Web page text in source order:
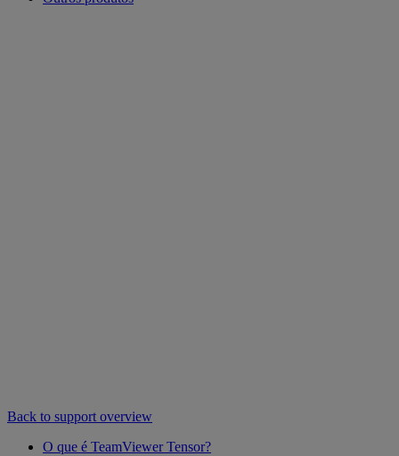
Back to support overview
O que é TeamViewer Tensor?